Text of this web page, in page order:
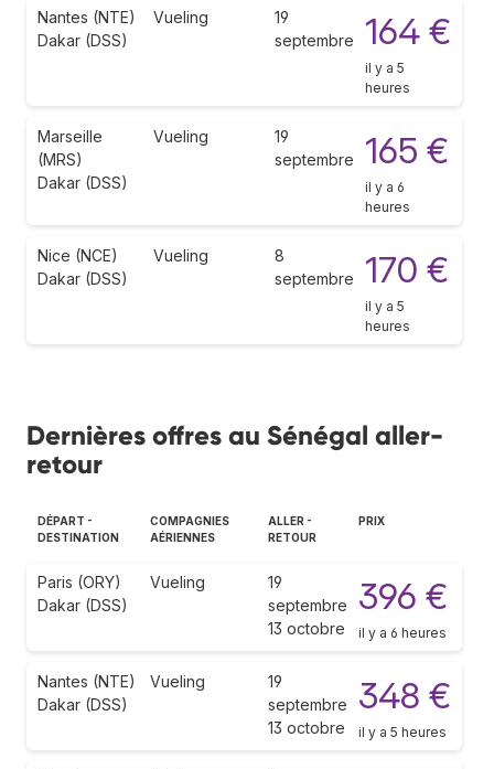
Nantes (NTE)
Dakar (DSS)
Vueling
19
septembre
164 €
il y a 5
heures
Marseille
(MRS)
Dakar (DSS)
Vueling
19
septembre
165 €
il y a 6
heures
Nice (NCE)
Dakar (DSS)
Vueling
8
septembre
170 €
il y a 5
heures
Dernières offres au Sénégal aller-
retour
DÉPART -
DESTINATION
COMPAGNIES
AÉRIENNES
ALLER -
RETOUR
PRIX
Paris (ORY)
Dakar (DSS)
Vueling
19
septembre
13 octobre
396 €
il y a 6 heures
Nantes (NTE)
Dakar (DSS)
Vueling
19
septembre
13 octobre
348 €
il y a 5 heures